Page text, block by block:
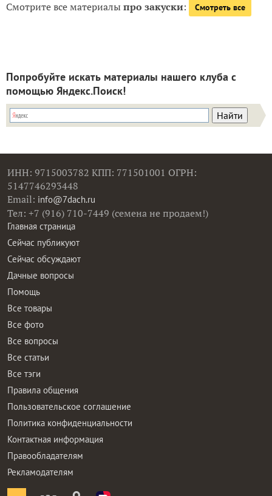
Смотрите все материалыпро закуски: Смотреть все
Попробуйте искать материалы нашего клуба с
помощью Яндекс.Поиск!
ИНН: 9715003782 КПП: 771501001 ОГРН:
5147746293448
Email: info@7dach.ru
Тел: +7 (916) 710-7449 (семена не продаем!)
Главная страница
Сейчас публикуют
Сейчас обсуждают
Дачные вопросы
Помощь
Все товары
Все фото
Все вопросы
Все статьи
Все тэги
Правила общения
Пользовательское соглашение
Политика конфиденциальности
Контактная информация
Правообладателям
Рекламодателям